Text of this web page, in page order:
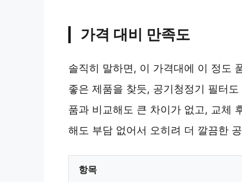
가격 대비 만족도
솔직히 말하면, 이 가격대에 이 정도
좋은 제품을 찾듯, 공기청정기 필터
품과 비교해도 큰 차이가 없고, 교체
해도 부담 없어서 오히려 더 깔끔한
항목